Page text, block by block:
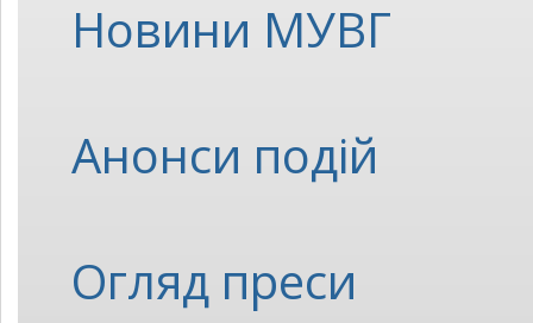
Новини МУВГ
Анонси подій
Огляд преси